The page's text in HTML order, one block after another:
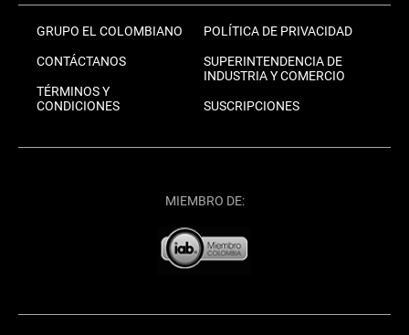
GRUPO EL COLOMBIANO
CONTÁCTANOS
TÉRMINOS Y
CONDICIONES
POLÍTICA DE PRIVACIDAD
SUPERINTENDENCIA DE
INDUSTRIA Y COMERCIO
SUSCRIPCIONES
MIEMBRO DE: